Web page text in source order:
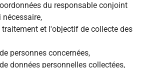
du responsable conjoint
et l'objectif de collecte des
personnes concernées,
données personnelles collectées,